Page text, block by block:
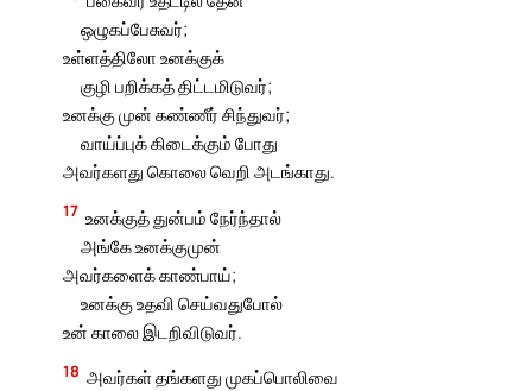
ஒழுகப்பேசுவர்;
உள்ளத்திலோ உனக்குக்
குழி பறிக்கத் திட்டமிடுவர்;
உனக்கு முன் கண்ணீர் சிந்துவர்;
வாய்ப்புக் கிடைக்கும் போது
அவர்களது கொலை வெறி அடங்காது.
17 உனக்குத் துன்பம் நேர்ந்தால்
அங்கே உனக்குமுன்
அவர்களைக் காண்பாய்;
உனக்கு உதவி செய்வதுபோல்
உன் காலை இடறிவிடுவர்.
18 அவர்கள் தங்களது முகப்பொலிவை